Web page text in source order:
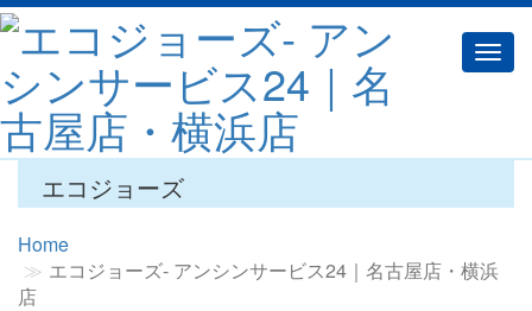
エコジョーズ
Home
エコジョーズ‐ アンシンサービス24｜名古屋店・横浜
店